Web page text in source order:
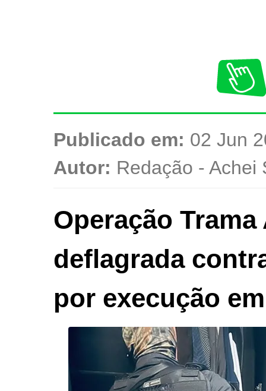
Publicado em: 02 Jun
Autor: Redação - Achei
Operação
deflagrada
por execução